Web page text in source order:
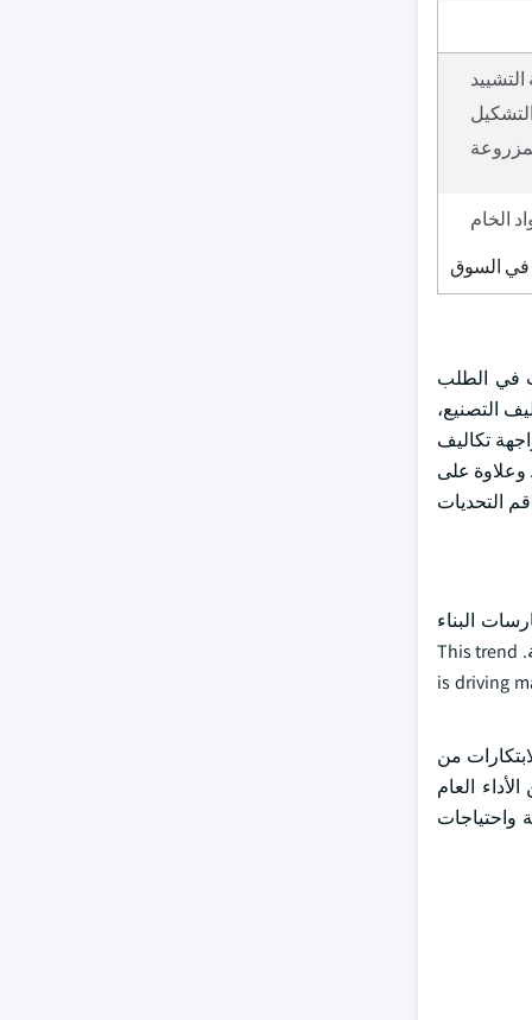
الخام
في السوق
في الطلب
التصنيع،
تكاليف
وعلاوة على
التحديات
البناء
الأخضر، يتزايد تفضيل المواد الأرضية المصنوعة باستخدام المواد المعاد تدويرها، وإنتاج انبعاثات أقل من الكربون، والمساهمة في كفاءة الطاقة. This trend
is driving
من
العام
واحتياجات